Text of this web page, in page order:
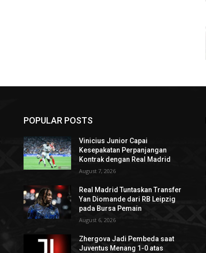
POPULAR POSTS
Vinicius Junior Capai
Kesepakatan Perpanjangan
Kontrak dengan Real Madrid
August 7, 2026
Real Madrid Tuntaskan Transfer
Yan Diomande dari RB Leipzig
pada Bursa Pemain
August 6, 2026
Zhergova Jadi Pembeda saat
Juventus Menang 1-0 atas